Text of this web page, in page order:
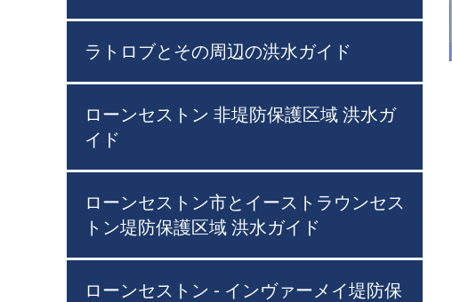
ラトロブとその周辺の洪水ガイド
ローンセストン 非堤防保護区域 洪水ガ
イド
ローンセストン市とイーストラウンセス
トン堤防保護区域 洪水ガイド
ローンセストン - インヴァーメイ堤防保